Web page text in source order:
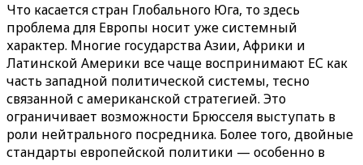
Что касается стран Глобального Юга, то здесь
проблема для Европы носит уже системный
характер. Многие государства Азии, Африки и
Латинской Америки все чаще воспринимают ЕС как
часть западной политической системы, тесно
связанной с американской стратегией. Это
ограничивает возможности Брюсселя выступать в
роли нейтрального посредника. Более того, двойные
стандарты европейской политики — особенно в